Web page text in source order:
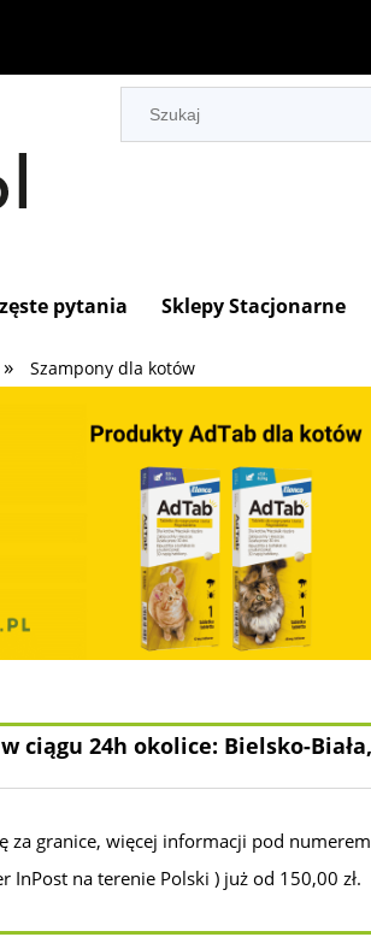
pytania Sklepy Stacjonarne
» Szampony dla kotów
ciągu 24h okolice: Bielsko-
za granice, więcej informacji pod
InPost na terenie Polski ) już od 150,00 zł.